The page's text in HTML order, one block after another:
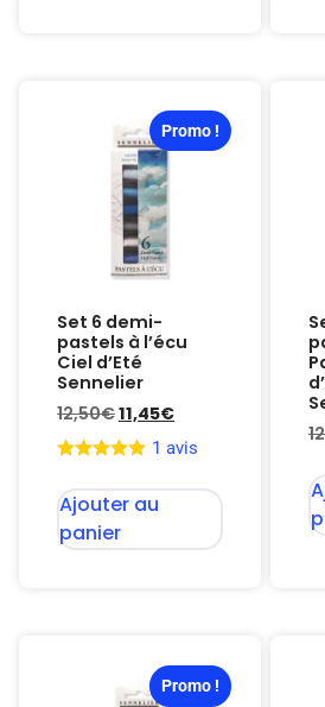
Promo !
Set 6 demi-
pastels à l’écu
Ciel d’Eté
Sennelier
12,50€11,45€
1 avis
Ajouter au
panier
Promo !